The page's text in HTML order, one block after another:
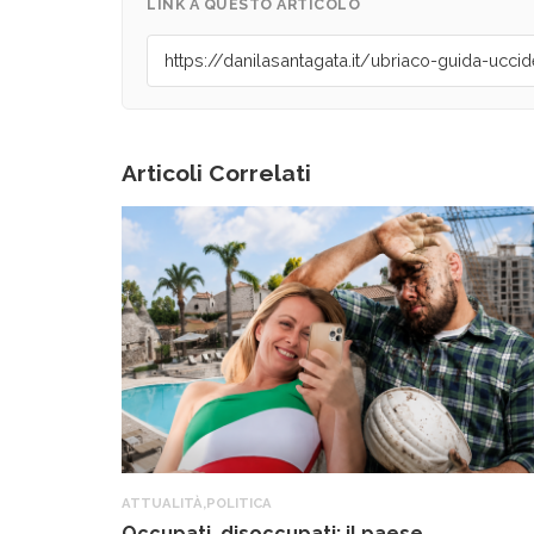
LINK A QUESTO ARTICOLO
Articoli Correlati
ATTUALITÀ POLITICA